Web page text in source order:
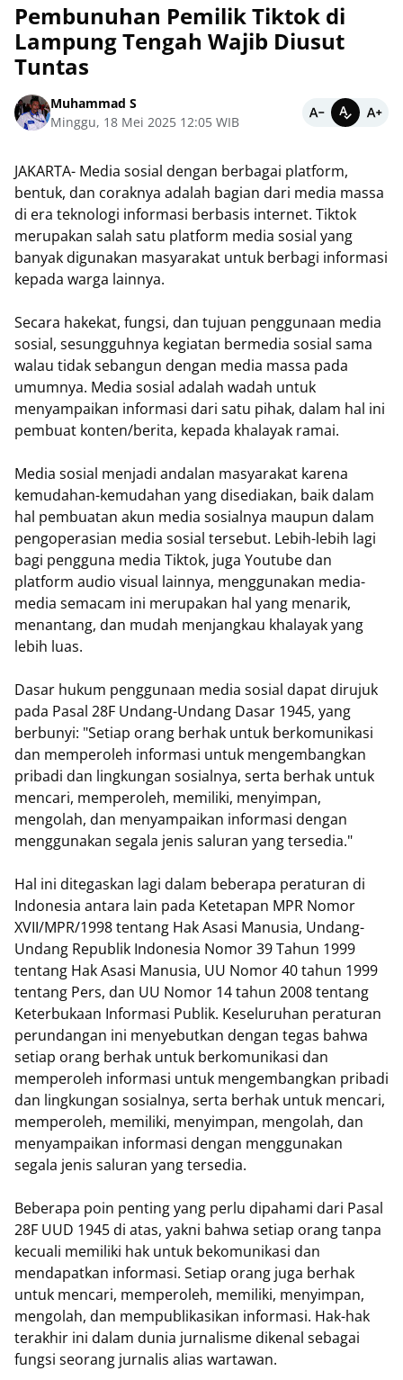
Pembunuhan Pemilik Tiktok di
Lampung Tengah Wajib Diusut
Tuntas
Muhammad S
Minggu, 18 Mei 2025 12:05 WIB
JAKARTA- Media sosial dengan berbagai platform,
bentuk, dan coraknya adalah bagian dari media massa
di era teknologi informasi berbasis internet. Tiktok
merupakan salah satu platform media sosial yang
banyak digunakan masyarakat untuk berbagi informasi
kepada warga lainnya.
Secara hakekat, fungsi, dan tujuan penggunaan media
sosial, sesungguhnya kegiatan bermedia sosial sama
walau tidak sebangun dengan media massa pada
umumnya. Media sosial adalah wadah untuk
menyampaikan informasi dari satu pihak, dalam hal ini
pembuat konten/berita, kepada khalayak ramai.
Media sosial menjadi andalan masyarakat karena
kemudahan-kemudahan yang disediakan, baik dalam
hal pembuatan akun media sosialnya maupun dalam
pengoperasian media sosial tersebut. Lebih-lebih lagi
bagi pengguna media Tiktok, juga Youtube dan
platform audio visual lainnya, menggunakan media-
media semacam ini merupakan hal yang menarik,
menantang, dan mudah menjangkau khalayak yang
lebih luas.
Dasar hukum penggunaan media sosial dapat dirujuk
pada Pasal 28F Undang-Undang Dasar 1945, yang
berbunyi: "Setiap orang berhak untuk berkomunikasi
dan memperoleh informasi untuk mengembangkan
pribadi dan lingkungan sosialnya, serta berhak untuk
mencari, memperoleh, memiliki, menyimpan,
mengolah, dan menyampaikan informasi dengan
menggunakan segala jenis saluran yang tersedia."
Hal ini ditegaskan lagi dalam beberapa peraturan di
Indonesia antara lain pada Ketetapan MPR Nomor
XVII/MPR/1998 tentang Hak Asasi Manusia, Undang-
Undang Republik Indonesia Nomor 39 Tahun 1999
tentang Hak Asasi Manusia, UU Nomor 40 tahun 1999
tentang Pers, dan UU Nomor 14 tahun 2008 tentang
Keterbukaan Informasi Publik. Keseluruhan peraturan
perundangan ini menyebutkan dengan tegas bahwa
setiap orang berhak untuk berkomunikasi dan
memperoleh informasi untuk mengembangkan pribadi
dan lingkungan sosialnya, serta berhak untuk mencari,
memperoleh, memiliki, menyimpan, mengolah, dan
menyampaikan informasi dengan menggunakan
segala jenis saluran yang tersedia.
Beberapa poin penting yang perlu dipahami dari Pasal
28F UUD 1945 di atas, yakni bahwa setiap orang tanpa
kecuali memiliki hak untuk bekomunikasi dan
mendapatkan informasi. Setiap orang juga berhak
untuk mencari, memperoleh, memiliki, menyimpan,
mengolah, dan mempublikasikan informasi. Hak-hak
terakhir ini dalam dunia jurnalisme dikenal sebagai
fungsi seorang jurnalis alias wartawan.